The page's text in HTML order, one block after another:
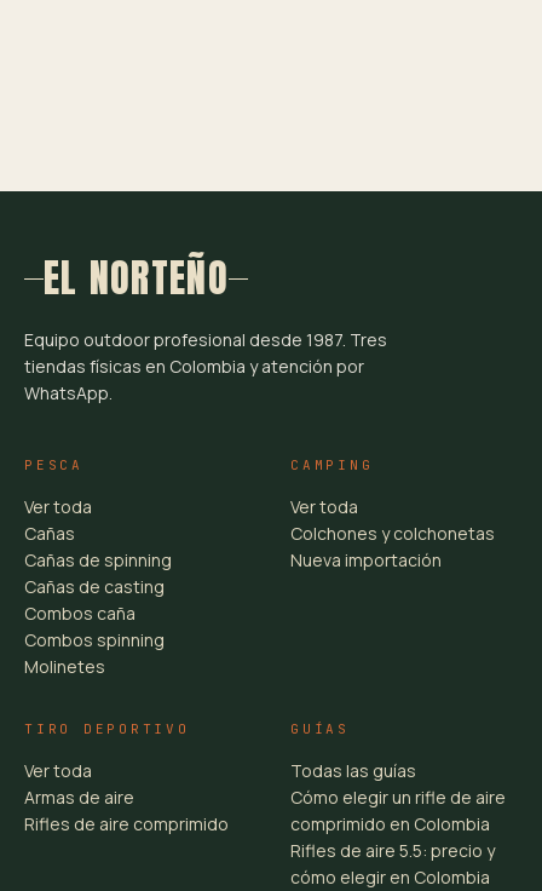
EL NORTEÑO
Equipo outdoor profesional desde 1987. Tres
tiendas físicas en Colombia y atención por
WhatsApp.
PESCA
Ver toda
Cañas
Cañas de spinning
Cañas de casting
Combos caña
Combos spinning
Molinetes
CAMPING
Ver toda
Colchones y colchonetas
Nueva importación
TIRO DEPORTIVO
Ver toda
Armas de aire
Rifles de aire comprimido
GUÍAS
Todas las guías
Cómo elegir un rifle de aire
comprimido en Colombia
Rifles de aire 5.5: precio y
cómo elegir en Colombia